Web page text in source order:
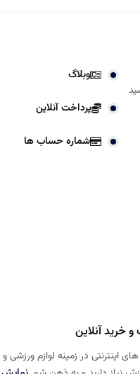
وبلاگ
پرداخت آنلاین
شماره حساب ها
و خرید آنلاین
اینترنتی در زمینه لوازم